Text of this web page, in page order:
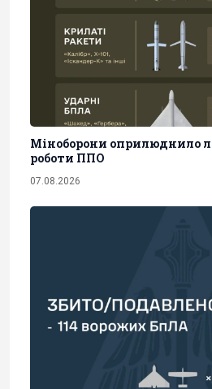
Міноборони оприлюднило
роботи ППО
07.08.2026